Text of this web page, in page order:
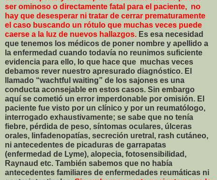
ser ominoso o directamente fatal para el paciente, no
hay que desesperar ni tratar de cerrar prematuramente
el caso buscando un rótulo que muchas veces puede
caerse a la luz de nuevos hallazgos. Es esa necesidad
que tenemos los médicos de poner nombre y apellido a
la enfermedad cuando todavía no reunimos suficiente
evidencia para ello, lo que hace que muchas veces
debamos rever nuestro apresurado diagnóstico. El
llamado “wachtful waiting” de los sajones es una
conducta aconsejable en estos casos. Sin embargo
aquí se cometió un error imperdonable por omisión. El
paciente fue visto por un clínico y por un reumatólogo,
interrogado exhaustivamente; se sabe que no tenía
fiebre, pérdida de peso, síntomas oculares, úlceras
orales, linfadenopatías, secreción uretral, rash cutáneo,
ni antecedentes de picaduras de garrapatas
(enfermedad de Lyme), alopecia, fotosensibilidad,
Raynaud etc. También sabemos que no había
antecedentes familiares de enfermedades reumáticas ni